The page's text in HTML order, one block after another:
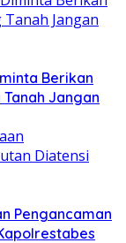
Berikan
Jangan
Pengancaman